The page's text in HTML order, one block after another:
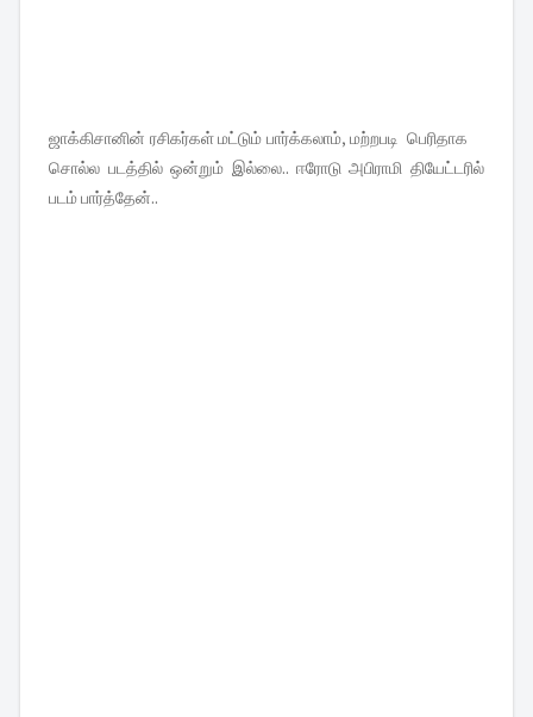
ஜாக்கிசானின் ரசிகர்கள் மட்டும் பார்க்கலாம், மற்றபடி பெரிதாக
சொல்ல படத்தில் ஒன்றும் இல்லை.. ஈரோடு அபிராமி தியேட்டரில்
படம் பார்த்தேன்..